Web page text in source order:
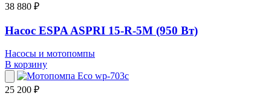
38 880 ₽
Насос ESPA ASPRI 15-R-5M (950 Вт)
Насосы и мотопомпы
В корзину
25 200 ₽